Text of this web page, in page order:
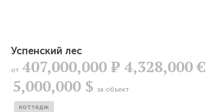
Успенский лес
от 407,000,000Р 4,328,000 €
5,000,000 $ за объект
коттедж